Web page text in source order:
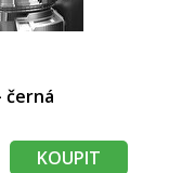
černá
KOUPIT